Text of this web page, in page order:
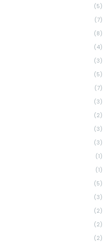
(5)
(7)
(8)
(4)
(3)
(5)
(7)
(3)
(2)
(3)
(3)
(1)
(1)
(5)
(3)
(2)
(2)
(2)